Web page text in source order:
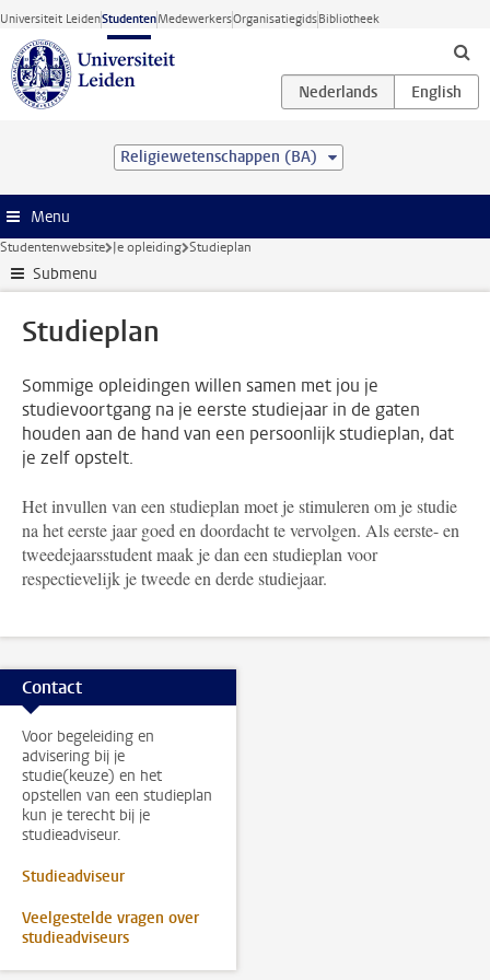
Ga direct naar de inhoud
Universiteit LeidenStudentenMedewerkersOrganisatiegidsBibliotheek
Religiewetenschappen (BA)
Menu
Studentenwebsite Je opleiding Studieplan
Submenu
Studieplan
Sommige opleidingen willen samen met jou je
studievoortgang na je eerste studiejaar in de gaten
houden aan de hand van een persoonlijk studieplan, dat
je zelf opstelt.
Het invullen van een studieplan moet je stimuleren om je studie
na het eerste jaar goed en doordacht te vervolgen. Als eerste- en
tweedejaarsstudent maak je dan een studieplan voor
respectievelijk je tweede en derde studiejaar.
Contact
Voor begeleiding en
advisering bij je
studie(keuze) en het
opstellen van een studieplan
kun je terecht bij je
studieadviseur.
Studieadviseur
Veelgestelde vragen over
studieadviseurs